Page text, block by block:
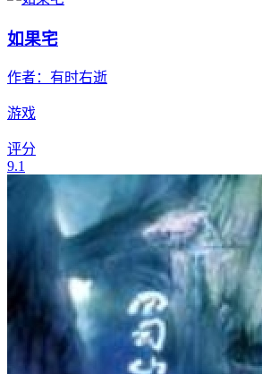
如果宅
作者： 有时右逝
游戏
评分
9.1